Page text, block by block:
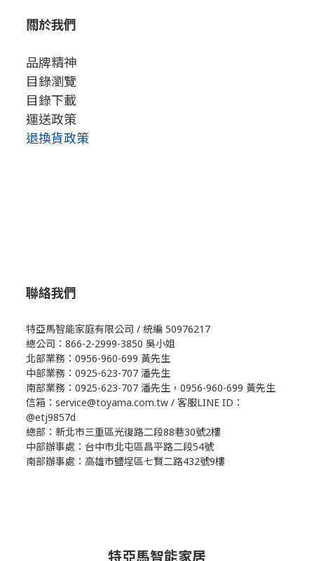
關於我們
品牌精神
目錄瀏覽
目錄下載
運送政策
退換貨政策
聯絡我們
特亞馬智能家庭有限公司 / 統編 50976217
總公司：866-2-2999-3850 吳小姐
北部業務：0956-960-699 黃先生
中部業務：0925-623-707 潘先生
南部業務：0925-623-707 潘先生，0956-960-699 黃先生
信箱：service@toyama.com.tw / 客服LINE ID：
@etj9857d
總部：新北市三重區光復路二段88巷30號2樓
中部辦事處：台中市北屯區昌平路二段54號
南部辦事處：高雄市鹽埕區七賢二路432號9樓
特亞馬智能家居